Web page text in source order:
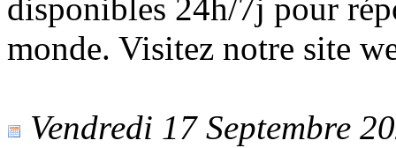
disponibles 24h/7j pour
monde. Visitez notre site
Vendredi 17 Septembre